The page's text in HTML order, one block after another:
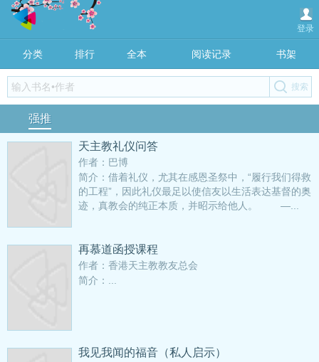
登录
分类 排行 全本 阅读记录 书架
强推
天主教礼仪问答
作者：巴博
简介：借着礼仪，尤其在感恩圣祭中，“履行我们得救
的工程”，因此礼仪最足以使信友以生活表达基督的奥
迹，真教会的纯正本质，并昭示给他人。 —...
再慕道函授课程
作者：香港天主教教友总会
简介：...
我见我闻的福音（私人启示）